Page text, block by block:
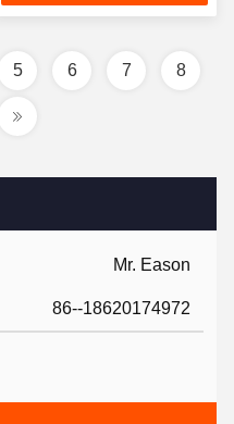
Mr. Eason
86--18620174972
naprawczy ADJ do koparki
łańcucha
5 6 7 8